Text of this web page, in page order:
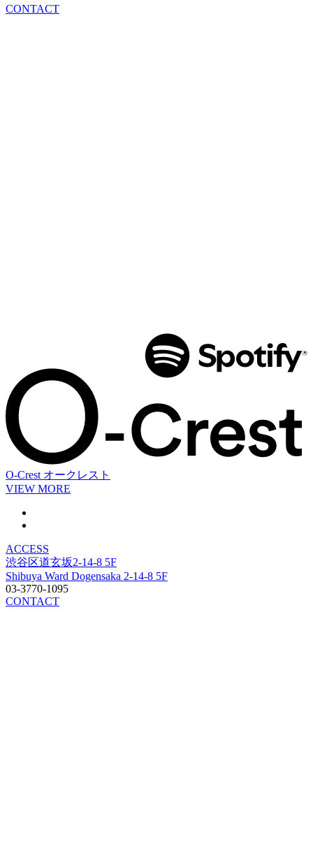
CONTACT
O-Crest オークレスト
VIEW MORE
ACCESS
渋谷区道玄坂2-14-8 5F
Shibuya Ward Dogensaka 2-14-8 5F
03-3770-1095
CONTACT